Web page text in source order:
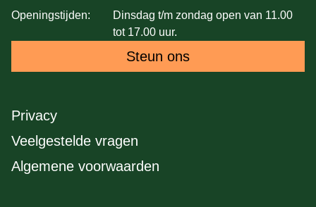
Steun ons
Privacy
Veelgestelde vragen
Algemene voorwaarden
Openingstijden:
Dinsdag t/m zondag open van 11.00
tot 17.00 uur.